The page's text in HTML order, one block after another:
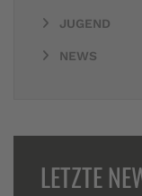
JUGEND
NEWS
LETZTE